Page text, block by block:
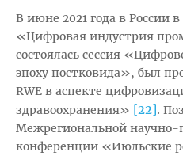
В июне 2021 года в России
«Цифровая индустрия
состоялась сессия
эпоху постковида», был
RWE в аспекте
здравоохранения» [22].
Межрегиональной научно-
конференции «Июльские